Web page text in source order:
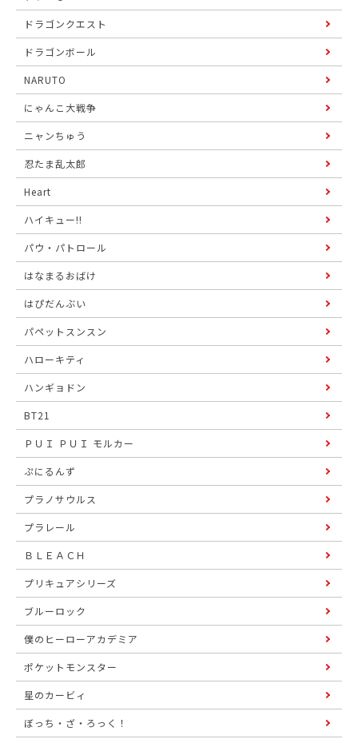
ドラゴンクエスト
ドラゴンボール
NARUTO
にゃんこ大戦争
ニャンちゅう
忍たま乱太郎
Heart
ハイキュー!!
パウ・パトロール
はなまるおばけ
はぴだんぶい
パペットスンスン
ハローキティ
ハンギョドン
BT21
ＰＵＩ ＰＵＩ モルカー
ぷにるんず
プラノサウルス
プラレール
ＢＬＥＡＣＨ
プリキュアシリーズ
ブルーロック
僕のヒーローアカデミア
ポケットモンスター
星のカービィ
ぼっち・ざ・ろっく！